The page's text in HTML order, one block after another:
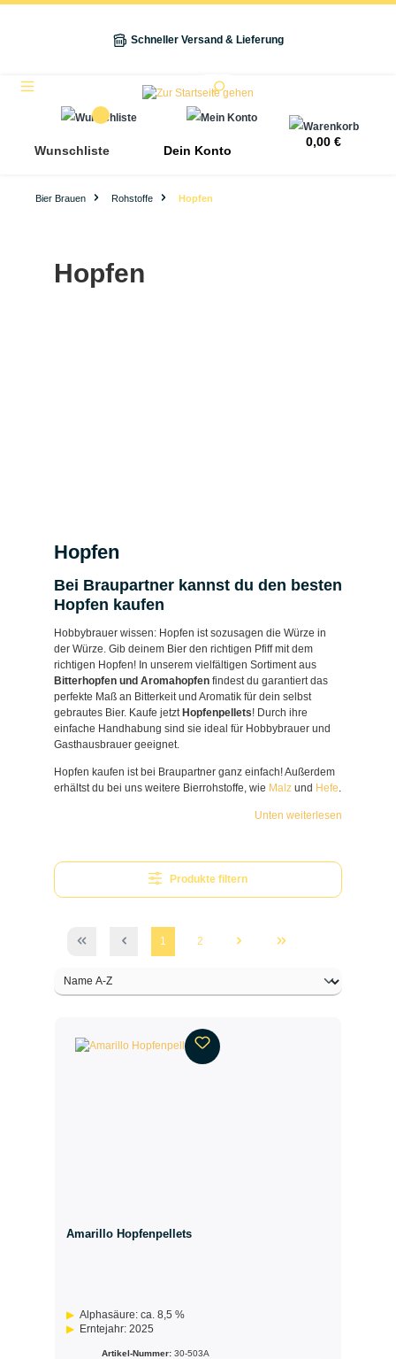
Schneller Versand & Lieferung
Wunschliste Dein Konto
0,00 €
Bier Brauen Rohstoffe Hopfen
Hopfen
Hopfen
Bei Braupartner kannst du den besten
Hopfen kaufen
Hobbybrauer wissen: Hopfen ist sozusagen die Würze in
der Würze. Gib deinem Bier den richtigen Pfiff mit dem
richtigen Hopfen! In unserem vielfältigen Sortiment aus
Bitterhopfen und Aromahopfen findest du garantiert das
perfekte Maß an Bitterkeit und Aromatik für dein selbst
gebrautes Bier. Kaufe jetzt Hopfenpellets! Durch ihre
einfache Handhabung sind sie ideal für Hobbybrauer und
Gasthausbrauer geeignet.
Hopfen kaufen ist bei Braupartner ganz einfach! Außerdem
erhältst du bei uns weitere Bierrohstoffe, wie Malz und Hefe.
Unten weiterlesen
Produkte filtern
1 2
Amarillo Hopfenpellets
Alphasäure: ca. 8,5 %
Erntejahr: 2025
Artikel-Nummer: 30-503A